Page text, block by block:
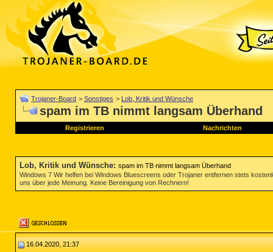
Trojaner-Board > Sonstiges > Lob, Kritik und Wünsche
spam im TB nimmt langsam Überhand
Registrieren Nachrichten
Lob, Kritik und Wünsche: spam im TB nimmt langsam Überhand
Windows 7 Wir helfen bei Windows Bluescreens oder Trojaner entfernen stets
uns über jede Meinung. Keine Bereinigung von Rechnern!
16.04.2020, 21:37